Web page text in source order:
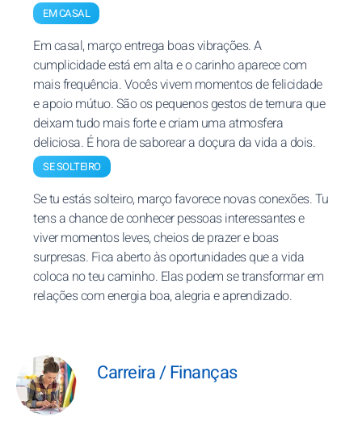
EM CASAL
Em casal, março entrega boas vibrações. A
cumplicidade está em alta e o carinho aparece com
mais frequência. Vocês vivem momentos de felicidade
e apoio mútuo. São os pequenos gestos de ternura que
deixam tudo mais forte e criam uma atmosfera
deliciosa. É hora de saborear a doçura da vida a dois.
SE SOLTEIRO
Se tu estás solteiro, março favorece novas conexões. Tu
tens a chance de conhecer pessoas interessantes e
viver momentos leves, cheios de prazer e boas
surpresas. Fica aberto às oportunidades que a vida
coloca no teu caminho. Elas podem se transformar em
relações com energia boa, alegria e aprendizado.
Carreira / Finanças